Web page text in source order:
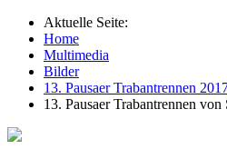
Aktuelle Seite:
Home
Multimedia
Bilder
13. Pausaer Trabantrennen
13. Pausaer Trabantrennen